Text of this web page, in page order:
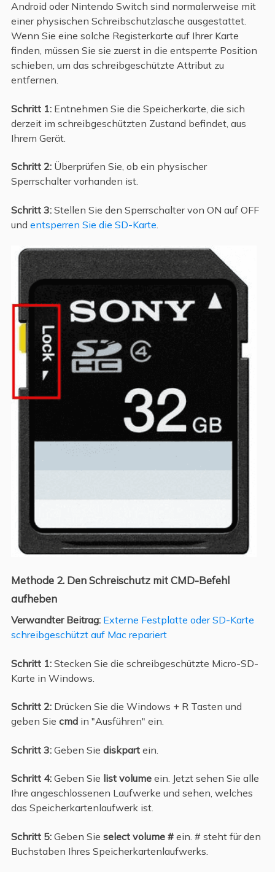
Android oder Nintendo Switch sind normalerweise mit
einer physischen Schreibschutzlasche ausgestattet.
Wenn Sie eine solche Registerkarte auf Ihrer Karte
finden, müssen Sie sie zuerst in die entsperrte Position
schieben, um das schreibgeschützte Attribut zu
entfernen.
Schritt 1:Entnehmen Sie die Speicherkarte, die sich
derzeit im schreibgeschützten Zustand befindet, aus
Ihrem Gerät.
Schritt 2:Überprüfen Sie, ob ein physischer
Sperrschalter vorhanden ist.
Schritt 3:Stellen Sie den Sperrschalter von ON auf OFF
und entsperren Sie die SD-Karte
Methode 2. Den Schreischutz mit CMD-Befehl
aufheben
Verwandter Beitrag: Externe Festplatte oder SD-Karte
schreibgeschützt auf Mac repariert
Schritt 1:Stecken Sie die schreibgeschützte Micro-SD-
Karte in Windows.
Schritt 2:Drücken Sie die Windows + R Tasten und
geben Sie cmdin "Ausführen" ein.
Schritt 3:Geben Sie diskpart ein.
Schritt 4:Geben Sie list volume ein. Jetzt sehen Sie alle
Ihre angeschlossenen Laufwerke und sehen, welches
das Speicherkartenlaufwerk ist.
Schritt 5:Geben Sie select volume # ein. # steht für den
Buchstaben Ihres Speicherkartenlaufwerks.